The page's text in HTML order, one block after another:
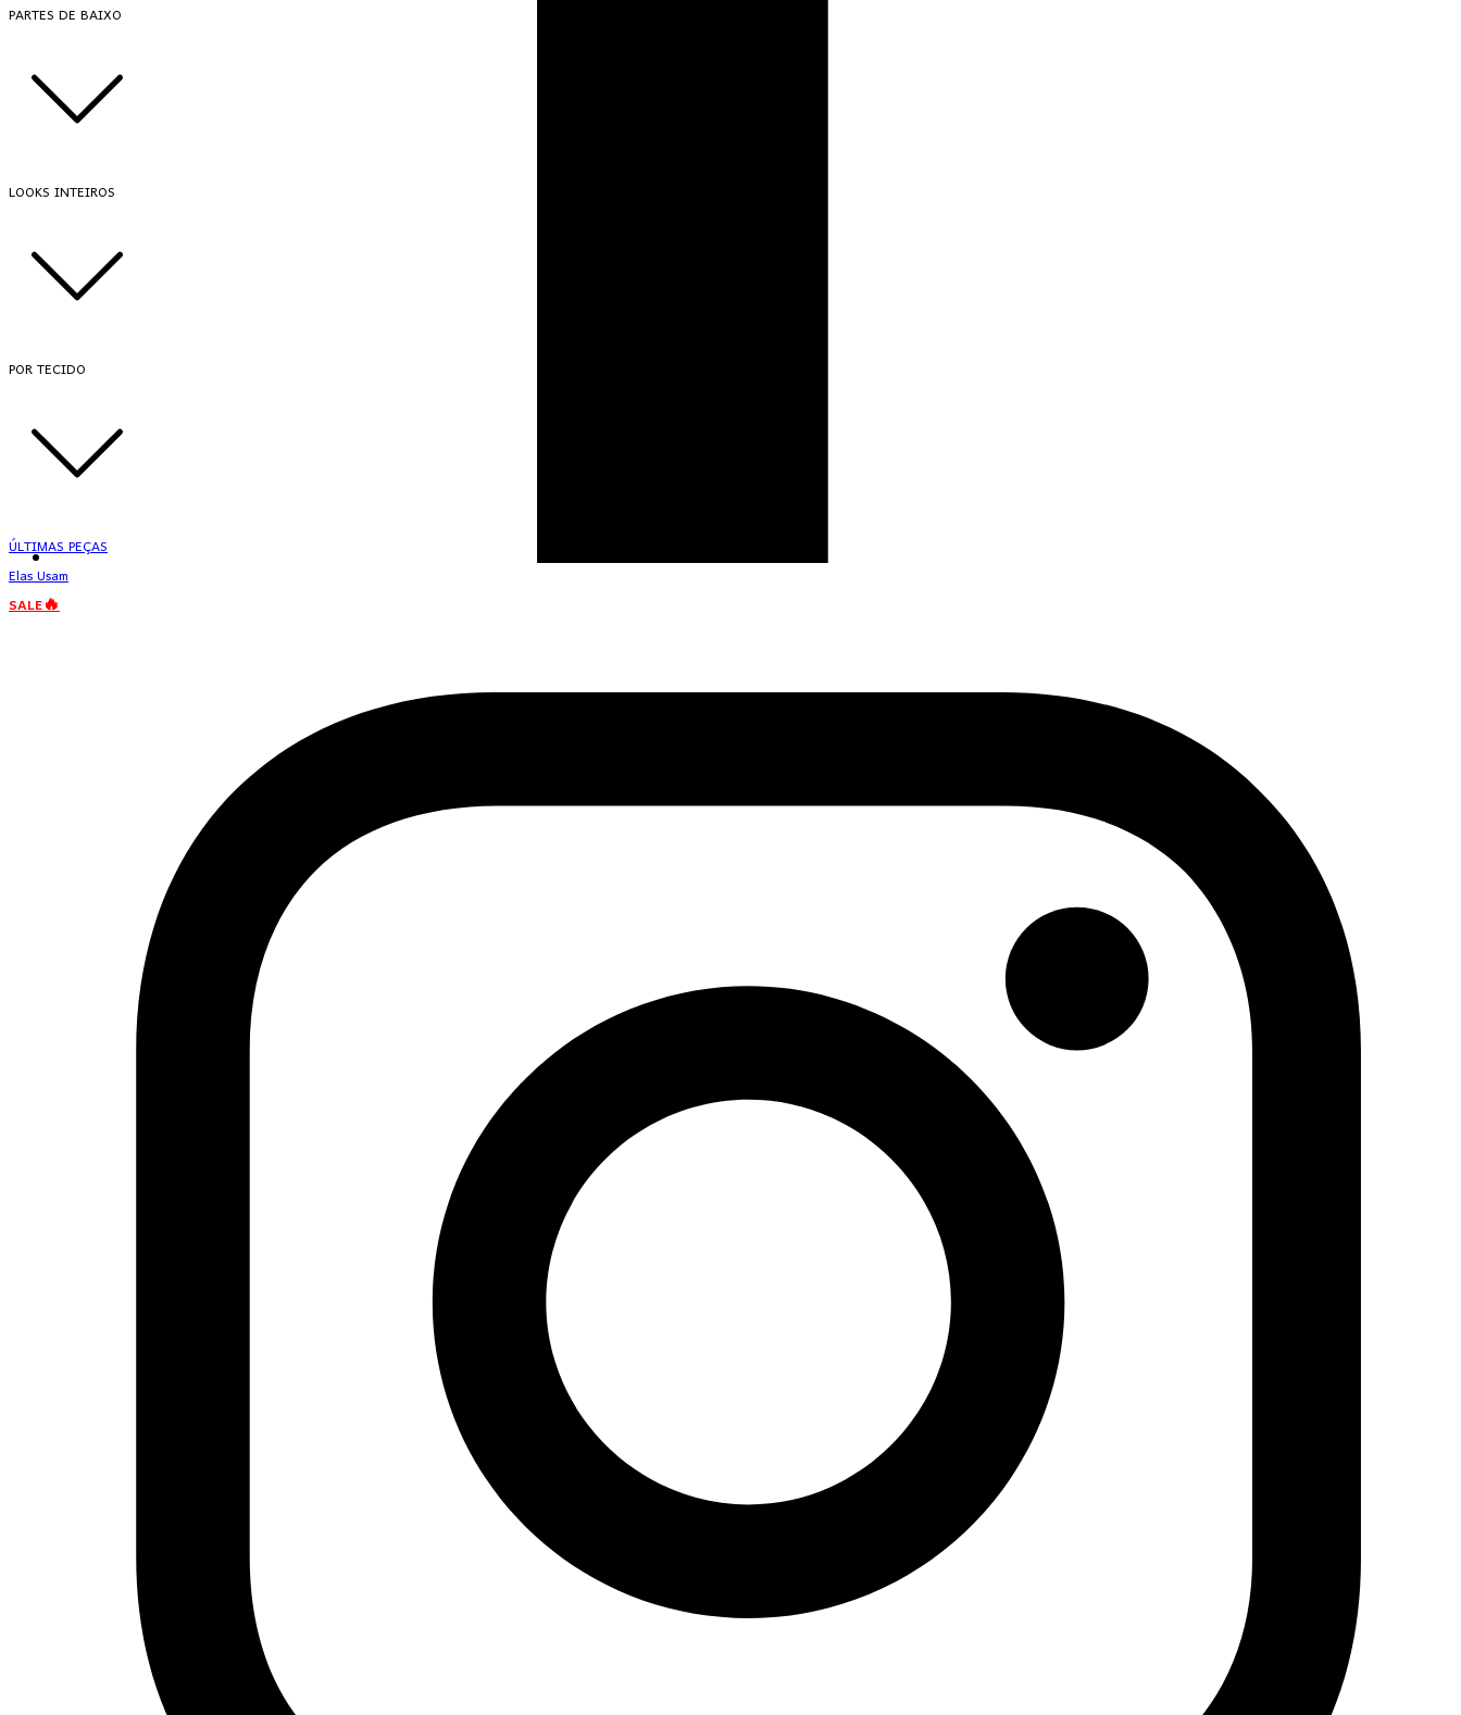
PARTES DE BAIXO
LOOKS INTEIROS
POR TECIDO
ÚLTIMAS PEÇAS
Elas Usam
SALE🔥